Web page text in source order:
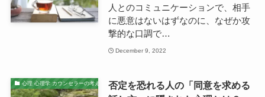
人とのコミュニケーションで、相手
に悪意はないはずなのに、なぜか攻
撃的な口調で…
December 9, 2022
心理 心理学 カウンセラーの考え
否定を恐れる人の「同意を求める